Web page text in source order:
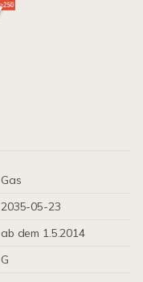
Gas
2035-05-23
ab dem 1.5.2014
G